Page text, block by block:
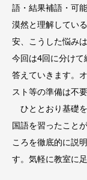
語・結果補語・可
漠然と理解してい
安、こうした悩み
今回は4回に分け
答えていきます。
スト等の準備は不要
ひととおり基礎
国語を習ったこと
ころを徹底的に説
す。気軽に教室に